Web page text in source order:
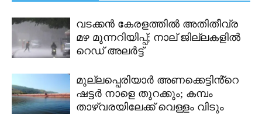
വടക്കൻ കേരളത്തിൽ അതിതീവ്ര
മഴ മുന്നറിയിപ്പ്; നാല് ജില്ലകളിൽ
റെഡ് അലർട്ട്
മുല്ലപ്പെരിയാർ അണക്കെട്ടിൻ്റെ
ഷട്ടർ നാളെ തുറക്കും; കമ്പം
താഴ്വരയിലേക്ക് വെള്ളം വിടും